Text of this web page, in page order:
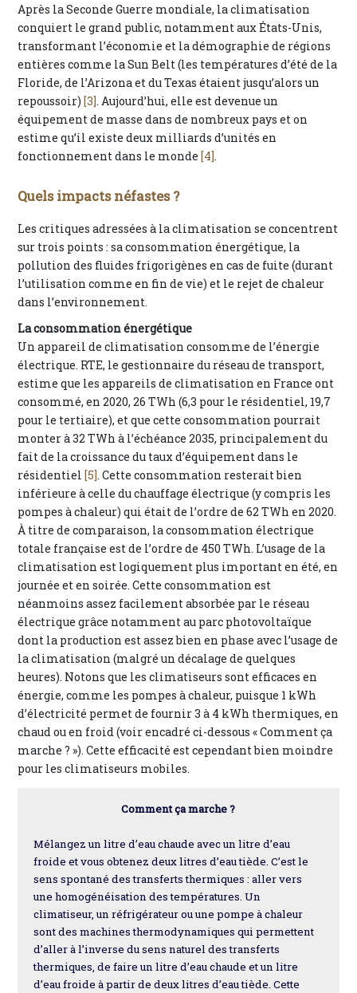
Après la Seconde Guerre mondiale, la climatisation
conquiert le grand public, notamment aux États-Unis,
transformant l’économie et la démographie de régions
entières comme la Sun Belt (les températures d’été de la
Floride, de l’Arizona et du Texas étaient jusqu’alors un
repoussoir)[3]. Aujourd’hui, elle est devenue un
équipement de masse dans de nombreux pays et on
estime qu’il existe deux milliards d’unités en
fonctionnement dans le monde[4].
Quels impacts néfastes ?
Les critiques adressées à la climatisation se concentrent
sur trois points : sa consommation énergétique, la
pollution des fluides frigorigènes en cas de fuite (durant
l’utilisation comme en fin de vie) et le rejet de chaleur
dans l’environnement.
La consommation énergétique
Un appareil de climatisation consomme de l’énergie
électrique. RTE, le gestionnaire du réseau de transport,
estime que les appareils de climatisation en France ont
consommé, en 2020, 26 TWh (6,3 pour le résidentiel, 19,7
pour le tertiaire), et que cette consommation pourrait
monter à 32 TWh à l’échéance 2035, principalement du
fait de la croissance du taux d’équipement dans le
résidentiel[5]. Cette consommation resterait bien
inférieure à celle du chauffage électrique (y compris les
pompes à chaleur) qui était de l’ordre de 62 TWh en 2020.
À titre de comparaison, la consommation électrique
totale française est de l’ordre de 450 TWh. L’usage de la
climatisation est logiquement plus important en été, en
journée et en soirée. Cette consommation est
néanmoins assez facilement absorbée par le réseau
électrique grâce notamment au parc photovoltaïque
dont la production est assez bien en phase avec l’usage de
la climatisation (malgré un décalage de quelques
heures). Notons que les climatiseurs sont efficaces en
énergie, comme les pompes à chaleur, puisque 1 kWh
d’électricité permet de fournir 3 à 4 kWh thermiques, en
chaud ou en froid (voir encadré ci-dessous « Comment ça
marche ? »). Cette efficacité est cependant bien moindre
pour les climatiseurs mobiles.
Comment ça marche ?
Mélangez un litre d’eau chaude avec un litre d’eau
froide et vous obtenez deux litres d’eau tiède. C’est le
sens spontané des transferts thermiques : aller vers
une homogénéisation des températures. Un
climatiseur, un réfrigérateur ou une pompe à chaleur
sont des machines thermodynamiques qui permettent
d’aller à l’inverse du sens naturel des transferts
thermiques, de faire un litre d’eau chaude et un litre
d’eau froide à partir de deux litres d’eau tiède. Cette